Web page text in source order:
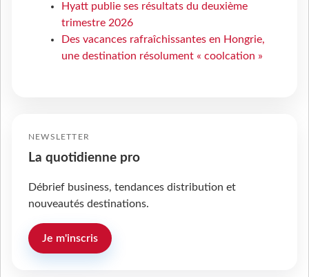
Hyatt publie ses résultats du deuxième
trimestre 2026
Des vacances rafraîchissantes en Hongrie,
une destination résolument « coolcation »
NEWSLETTER
La quotidienne pro
Débrief business, tendances distribution et
nouveautés destinations.
Je m'inscris